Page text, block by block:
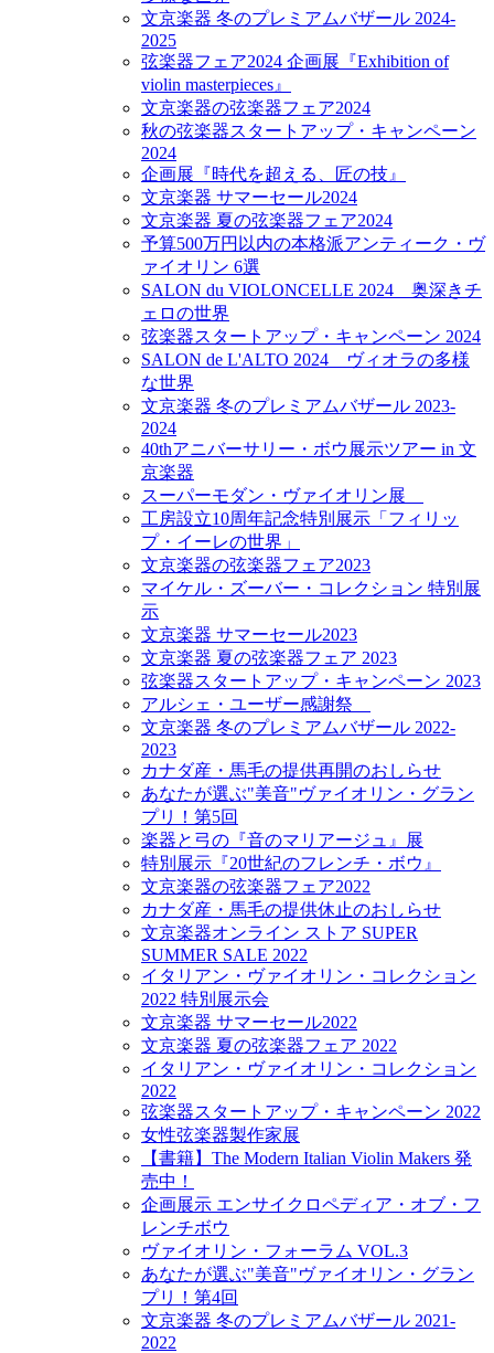
文京楽器 冬のプレミアムバザール 2024-
2025
弦楽器フェア2024 企画展『Exhibition of
violin masterpieces』
文京楽器の弦楽器フェア2024
秋の弦楽器スタートアップ・キャンペーン
2024
企画展『時代を超える、匠の技』
文京楽器 サマーセール2024
文京楽器 夏の弦楽器フェア2024
予算500万円以内の本格派アンティーク・ヴ
ァイオリン 6選
SALON du VIOLONCELLE 2024 奥深きチ
ェロの世界
弦楽器スタートアップ・キャンペーン 2024
SALON de L'ALTO 2024 ヴィオラの多様
な世界
文京楽器 冬のプレミアムバザール 2023-
2024
40thアニバーサリー・ボウ展示ツアー in 文
京楽器
スーパーモダン・ヴァイオリン展
工房設立10周年記念特別展示「フィリッ
プ・イーレの世界」
文京楽器の弦楽器フェア2023
マイケル・ズーバー・コレクション 特別展
示
文京楽器 サマーセール2023
文京楽器 夏の弦楽器フェア 2023
弦楽器スタートアップ・キャンペーン 2023
アルシェ・ユーザー感謝祭
文京楽器 冬のプレミアムバザール 2022-
2023
カナダ産・馬毛の提供再開のおしらせ
あなたが選ぶ"美音"ヴァイオリン・グラン
プリ！第5回
楽器と弓の『音のマリアージュ』展
特別展示『20世紀のフレンチ・ボウ』
文京楽器の弦楽器フェア2022
カナダ産・馬毛の提供休止のおしらせ
文京楽器オンライン ストア SUPER
SUMMER SALE 2022
イタリアン・ヴァイオリン・コレクション
2022 特別展示会
文京楽器 サマーセール2022
文京楽器 夏の弦楽器フェア 2022
イタリアン・ヴァイオリン・コレクション
2022
弦楽器スタートアップ・キャンペーン 2022
女性弦楽器製作家展
【書籍】The Modern Italian Violin Makers 発
売中！
企画展示 エンサイクロペディア・オブ・フ
レンチボウ
ヴァイオリン・フォーラム VOL.3
あなたが選ぶ"美音"ヴァイオリン・グラン
プリ！第4回
文京楽器 冬のプレミアムバザール 2021-
2022